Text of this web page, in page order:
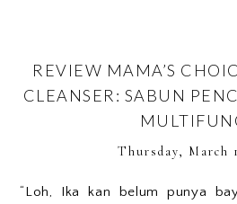
REVIEW MAMA’S
CLEANSER: SABUN
Thursday, March
“Loh, Ika kan belum punya